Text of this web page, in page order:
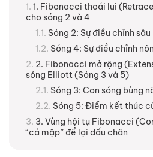
1. Fibonacci thoái lui
cho sóng 2 và 4
Sóng 2: Sự điều chỉnh sâu
Sóng 4: Sự điều chỉnh
2. Fibonacci mở rộng
sóng Elliott (Sóng 3 và 5)
Sóng 3: Con sóng bùng
Sóng 5: Điểm kết thúc
3. Vùng hội tụ Fibonacci
“cá mập” để lại dấu chân